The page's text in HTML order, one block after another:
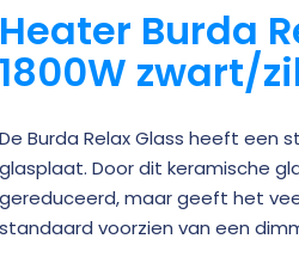
Heater Burda
1800W zwart/
De Burda Relax Glass heeft een
glasplaat. Door dit keramische
gereduceerd, maar geeft het
standaard voorzien van een